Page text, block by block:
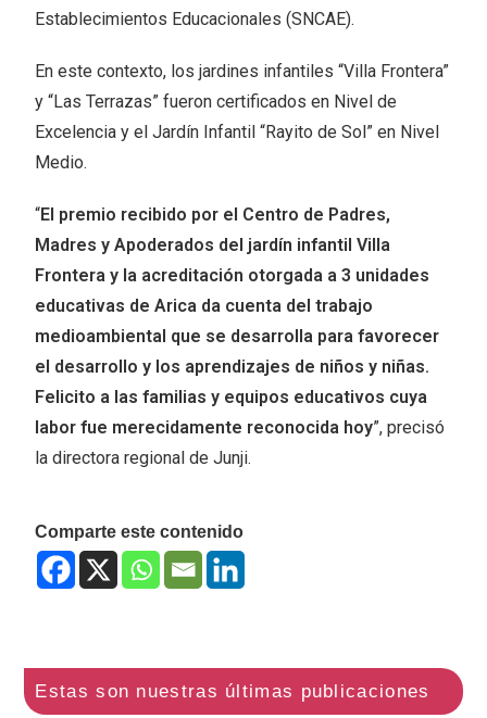
Establecimientos Educacionales (SNCAE).
En este contexto, los jardines infantiles “Villa Frontera”
y “Las Terrazas” fueron certificados en Nivel de
Excelencia y el Jardín Infantil “Rayito de Sol” en Nivel
Medio.
“El premio recibido por el Centro de Padres,
Madres y Apoderados del jardín infantil Villa
Frontera y la acreditación otorgada a 3 unidades
educativas de Arica da cuenta del trabajo
medioambiental que se desarrolla para favorecer
el desarrollo y los aprendizajes de niños y niñas.
Felicito a las familias y equipos educativos cuya
labor fue merecidamente reconocida hoy”, precisó
la directora regional de Junji.
Comparte este contenido